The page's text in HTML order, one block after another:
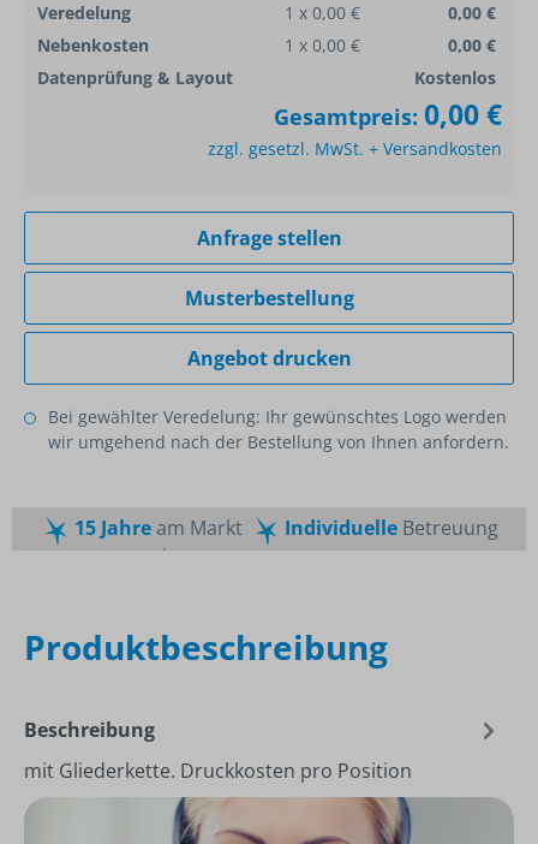
Veredelung
1 x 0,00 €
0,00 €
Nebenkosten
1 x 0,00 €
0,00 €
Datenprüfung & Layout
Kostenlos
Gesamtpreis: 0,00 €
zzgl. gesetzl. MwSt. + Versandkosten
Anfrage stellen
Musterbestellung
Angebot drucken
Bei gewählter Veredelung: Ihr gewünschtes Logo werden
wir umgehend nach der Bestellung von Ihnen anfordern.
15 Jahream Markt IndividuelleBetreuung
Produktbeschreibung
Beschreibung
mit Gliederkette. Druckkosten pro Position